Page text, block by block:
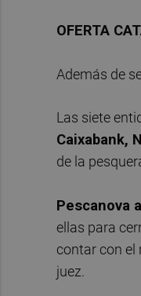
OFERTA
Además de
Las siete
Caixabank,
de la
Pescanova
ellas para
contar con el
juez.